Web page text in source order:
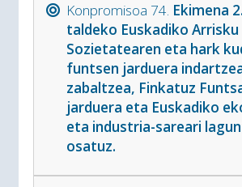
Konpromisoa 74. Ekimena
taldeko Euskadiko
Sozietatearen eta hark
funtsen jarduera
zabaltzea, Finkatuz
jarduera eta Euskadiko
eta industria-sareari
osatuz.